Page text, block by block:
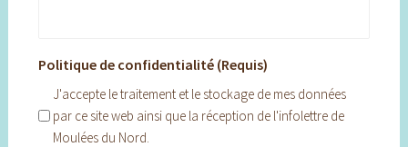
Politique de confidentialité (Requis)
J'accepte le traitement et le stockage de mes données
par ce site web ainsi que la réception de l'infolettre de
Moulées du Nord.